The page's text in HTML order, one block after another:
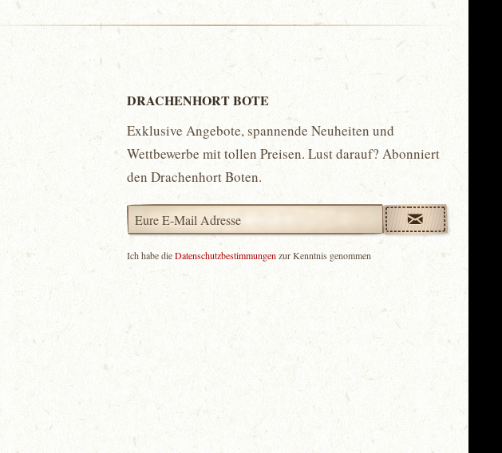
DRACHENHORT BOTE
Exklusive Angebote, spannende Neuheiten und
Wettbewerbe mit tollen Preisen. Lust darauf? Abonniert
den Drachenhort Boten.
Ich habe dieDatenschutzbestimmungen zur Kenntnis genommen